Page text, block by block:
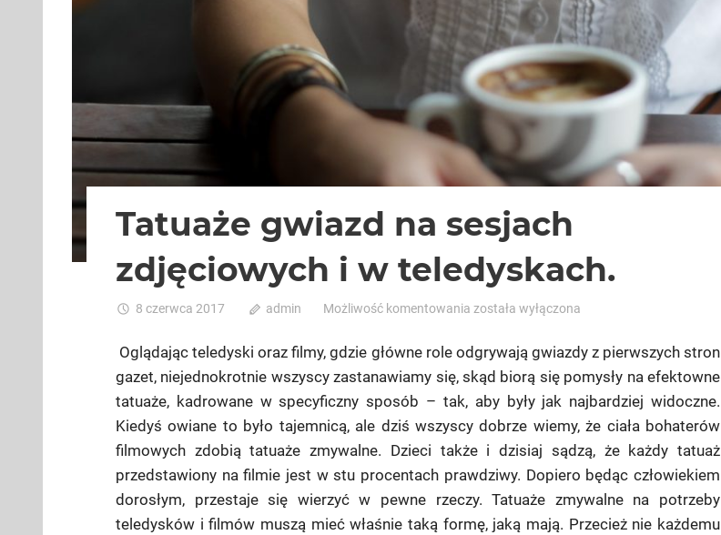
Tatuaże gwiazd na sesjach
zdjęciowych i w teledyskach.
8 czerwca 2017 admin Możliwość komentowaniaTatuaże
na
sesjach
zdjęciowych
w
teledyskach.
została wyłączona
Oglądając teledyski oraz filmy, gdzie główne role odgrywają gwiazdy z pierwszych stron
gazet, niejednokrotnie wszyscy zastanawiamy się, skąd biorą się pomysły na efektowne
tatuaże, kadrowane w specyficzny sposób – tak, aby były jak najbardziej widoczne.
Kiedyś owiane to było tajemnicą, ale dziś wszyscy dobrze wiemy, że ciała bohaterów
filmowych zdobią tatuaże zmywalne. Dzieci także i dzisiaj sądzą, że każdy tatuaż
przedstawiony na filmie jest w stu procentach prawdziwy. Dopiero będąc człowiekiem
dorosłym, przestaje się wierzyć w pewne rzeczy. Tatuaże zmywalne na potrzeby
teledysków i filmów muszą mieć właśnie taką formę, jaką mają. Przecież nie każdemu